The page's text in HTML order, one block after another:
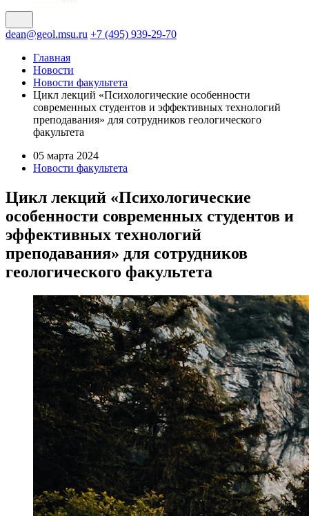
dean@geol.msu.ru +7 (495) 939-29-70
Главная
Новости
Новости факультета
Цикл лекций «Психологические особенности
современных студентов и эффективных технологий
преподавания» для сотрудников геологического
факультета
05 марта 2024
Новости факультета
Цикл лекций «Психологические
особенности современных студентов и
эффективных технологий
преподавания» для сотрудников
геологического факультета